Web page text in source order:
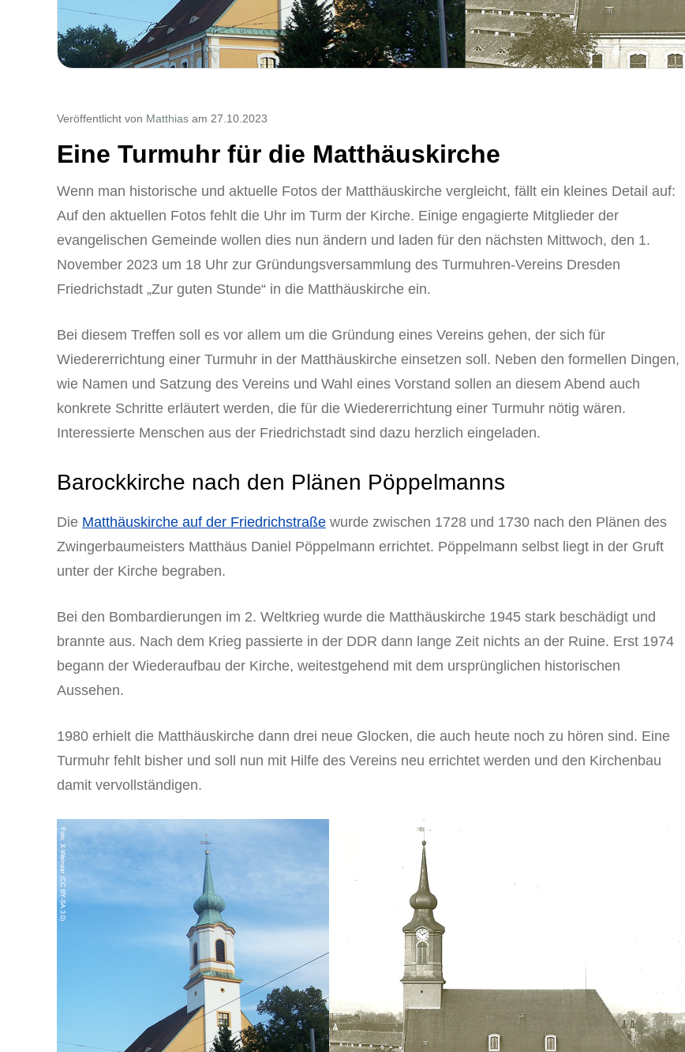
Veröffentlicht von Matthias am 27.10.2023
Eine Turmuhr für die Matthäuskirche
Wenn man historische und aktuelle Fotos der Matthäuskirche vergleicht, fällt ein kleines Detail auf:
Auf den aktuellen Fotos fehlt die Uhr im Turm der Kirche. Einige engagierte Mitglieder der
evangelischen Gemeinde wollen dies nun ändern und laden für den nächsten Mittwoch, den 1.
November 2023 um 18 Uhr zur Gründungsversammlung des Turmuhren-Vereins Dresden
Friedrichstadt „Zur guten Stunde“ in die Matthäuskirche ein.
Bei diesem Treffen soll es vor allem um die Gründung eines Vereins gehen, der sich für
Wiedererrichtung einer Turmuhr in der Matthäuskirche einsetzen soll. Neben den formellen Dingen,
wie Namen und Satzung des Vereins und Wahl eines Vorstand sollen an diesem Abend auch
konkrete Schritte erläutert werden, die für die Wiedererrichtung einer Turmuhr nötig wären.
Interessierte Menschen aus der Friedrichstadt sind dazu herzlich eingeladen.
Barockkirche nach den Plänen Pöppelmanns
Die Matthäuskirche auf der Friedrichstraße wurde zwischen 1728 und 1730 nach den Plänen des
Zwingerbaumeisters Matthäus Daniel Pöppelmann errichtet. Pöppelmann selbst liegt in der Gruft
unter der Kirche begraben.
Bei den Bombardierungen im 2. Weltkrieg wurde die Matthäuskirche 1945 stark beschädigt und
brannte aus. Nach dem Krieg passierte in der DDR dann lange Zeit nichts an der Ruine. Erst 1974
begann der Wiederaufbau der Kirche, weitestgehend mit dem ursprünglichen historischen
Aussehen.
1980 erhielt die Matthäuskirche dann drei neue Glocken, die auch heute noch zu hören sind. Eine
Turmuhr fehlt bisher und soll nun mit Hilfe des Vereins neu errichtet werden und den Kirchenbau
damit vervollständigen.